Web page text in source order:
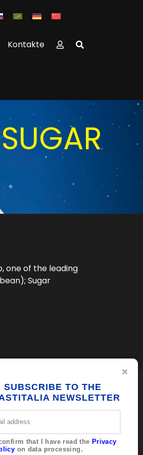
Kontakte
one of the leading
Sugar
SUBSCRIBE TO THE
NEWSLETTER
confirm that I have read the Privacy
on data processing.
uns
Kontakte
Via Ferrara
info@plastitaliaspa.com